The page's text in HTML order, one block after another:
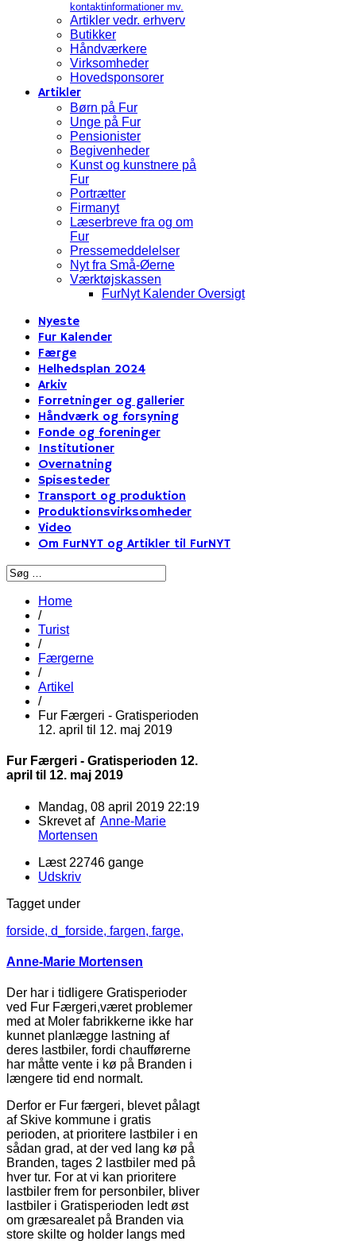
kontaktinformationer mv.
Artikler vedr. erhverv
Butikker
Håndværkere
Virksomheder
Hovedsponsorer
Artikler
Børn på Fur
Unge på Fur
Pensionister
Begivenheder
Kunst og kunstnere på
Fur
Portrætter
Firmanyt
Læserbreve fra og om
Fur
Pressemeddelelser
Nyt fra Små-Øerne
Værktøjskassen
FurNyt Kalender Oversigt
Nyeste
Fur Kalender
Færge
Helhedsplan 2024
Arkiv
Forretninger og gallerier
Håndværk og forsyning
Fonde og foreninger
Institutioner
Overnatning
Spisesteder
Transport og produktion
Produktionsvirksomheder
Video
Om FurNYT og Artikler til FurNYT
Home
/
Turist
/
Færgerne
/
Artikel
/
Fur Færgeri - Gratisperioden
12. april til 12. maj 2019
Fur Færgeri - Gratisperioden 12.
april til 12. maj 2019
Mandag, 08 april 2019 22:19
Skrevet af Anne-Marie
Mortensen
Læst 22746 gange
Udskriv
Tagget under
forside, d_forside, fargen, farge,
Anne-Marie Mortensen
Der har i tidligere Gratisperioder
ved Fur Færgeri,været problemer
med at Moler fabrikkerne ikke har
kunnet planlægge lastning af
deres lastbiler, fordi chaufførerne
har måtte vente i kø på Branden i
længere tid end normalt.
Derfor er Fur færgeri, blevet pålagt
af Skive kommune i gratis
perioden, at prioritere lastbiler i en
sådan grad, at der ved lang kø på
Branden, tages 2 lastbiler med på
hver tur. For at vi kan prioritere
lastbiler frem for personbiler, bliver
lastbiler i Gratisperioden ledt øst
om græsarealet på Branden via
store skilte og holder langs med